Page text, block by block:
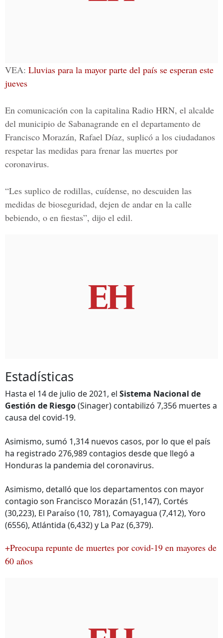
VEA: Lluvias para la mayor parte del país se esperan este
jueves
En comunicación con la capitalina Radio HRN, el alcalde
del municipio de Sabanagrande en el departamento de
Francisco Morazán, Rafael Díaz, suplicó a los ciudadanos
respetar las medidas para frenar las muertes por
coronavirus.
“Les suplico de rodillas, cuídense, no descuiden las
medidas de bioseguridad, dejen de andar en la calle
bebiendo, o en fiestas”, dijo el edil.
Estadísticas
Hasta el 14 de julio de 2021, el Sistema Nacional de
Gestión de Riesgo(Sinager) contabilizó 7,356 muertes a
causa del covid-19.
Asimismo, sumó 1,314 nuevos casos, por lo que el país
ha registrado 276,989 contagios desde que llegó a
Honduras la pandemia del coronavirus.
Asimismo, detalló que los departamentos con mayor
contagio son Francisco Morazán (51,147), Cortés
(30,223), El Paraíso (10, 781), Comayagua (7,412), Yoro
(6556), Atlántida (6,432) y La Paz (6,379).
+Preocupa repunte de muertes por covid-19 en mayores de
60 años